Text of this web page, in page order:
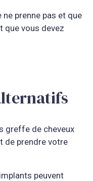
prenne pas et que
que vous devez
greffe de cheveux
de prendre votre
peuvent